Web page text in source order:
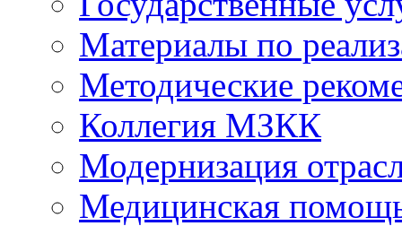
Материалы по
Методические
Коллегия МЗКК
Модернизация
Медицинская